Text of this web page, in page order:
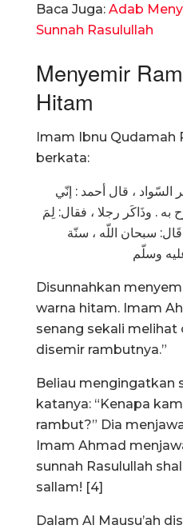
Baca Juga: Adab
Sunnah Rasulullah
Menyemir
Hitam
Imam Ibnu Qudamah
berkata:
، قال أحمد : إنّي
. وذَاكَر رجلا ، فقال: لِمَ
سبحان اللّه ، سنّة
Disunnahkan
warna hitam. Imam
senang sekali melihat
disemir rambutnya.”
Beliau mengingatkan
katanya: “Kenapa
rambut?” Dia
Imam Ahmad
sunnah Rasulullah
sallam! [4]
Dalam Al Mausu’ah